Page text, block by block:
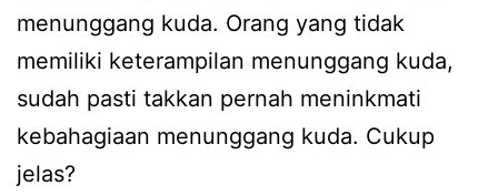
menunggang kuda. Orang yang tidak
memiliki keterampilan menunggang kuda,
sudah pasti takkan pernah meninkmati
kebahagiaan menunggang kuda. Cukup
jelas?